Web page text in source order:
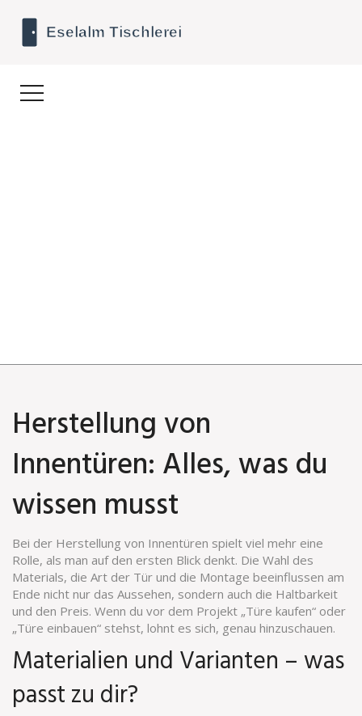
Herstellung von
Innentüren: Alles, was du
wissen musst
Bei der Herstellung von Innentüren spielt viel mehr eine
Rolle, als man auf den ersten Blick denkt. Die Wahl des
Materials, die Art der Tür und die Montage beeinflussen am
Ende nicht nur das Aussehen, sondern auch die Haltbarkeit
und den Preis. Wenn du vor dem Projekt „Türe kaufen“ oder
„Türe einbauen“ stehst, lohnt es sich, genau hinzuschauen.
Materialien und Varianten – was
passt zu dir?